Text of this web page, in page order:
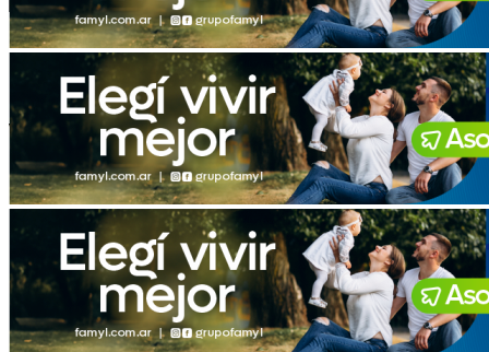
No Result
View All Result